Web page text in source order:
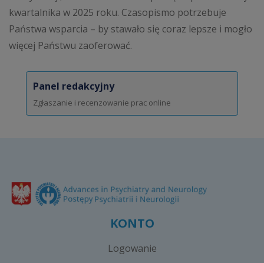
kwartalnika w 2025 roku. Czasopismo potrzebuje
Państwa wsparcia – by stawało się coraz lepsze i mogło
więcej Państwu zaoferować.
Panel redakcyjny
Zgłaszanie i recenzowanie prac online
KONTO
Logowanie